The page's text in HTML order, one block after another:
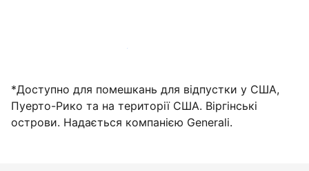
Зареєструвати помешкання вже зараз
*Доступно для помешкань для відпустки у США,
Пуерто-Рико та на території США. Віргінські
острови. Надається компанією Generali.